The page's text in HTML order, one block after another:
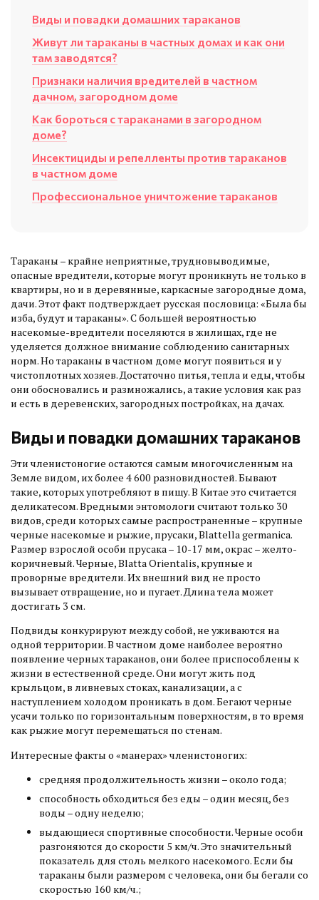
Виды и повадки домашних тараканов
Живут ли тараканы в частных домах и как они
там заводятся?
Признаки наличия вредителей в частном
дачном, загородном доме
Как бороться с тараканами в загородном
доме?
Инсектициды и репелленты против тараканов
в частном доме
Профессиональное уничтожение тараканов
Тараканы – крайне неприятные, трудновыводимые,
опасные вредители, которые могут проникнуть не только в
квартиры, но и в деревянные, каркасные загородные дома,
дачи. Этот факт подтверждает русская пословица: «Была бы
изба, будут и тараканы». С большей вероятностью
насекомые-вредители поселяются в жилищах, где не
уделяется должное внимание соблюдению санитарных
норм. Но тараканы в частном доме могут появиться и у
чистоплотных хозяев. Достаточно питья, тепла и еды, чтобы
они обосновались и размножались, а такие условия как раз
и есть в деревенских, загородных постройках, на дачах.
Виды и повадки домашних тараканов
Эти членистоногие остаются самым многочисленным на
Земле видом, их более 4 600 разновидностей. Бывают
такие, которых употребляют в пищу. В Китае это считается
деликатесом. Вредными энтомологи считают только 30
видов, среди которых самые распространенные – крупные
черные насекомые и рыжие, прусаки, Blattella germanica.
Размер взрослой особи прусака – 10-17 мм, окрас – желто-
коричневый. Черные, Blatta Orientalis, крупные и
проворные вредители. Их внешний вид не просто
вызывает отвращение, но и пугает. Длина тела может
достигать 3 см.
Подвиды конкурируют между собой, не уживаются на
одной территории. В частном доме наиболее вероятно
появление черных тараканов, они более приспособлены к
жизни в естественной среде. Они могут жить под
крыльцом, в ливневых стоках, канализации, а с
наступлением холодом проникать в дом. Бегают черные
усачи только по горизонтальным поверхностям, в то время
как рыжие могут перемещаться по стенам.
Интересные факты о «манерах» членистоногих:
средняя продолжительность жизни – около года;
способность обходиться без еды – один месяц, без
воды – одну неделю;
выдающиеся спортивные способности. Черные особи
разгоняются до скорости 5 км/ч. Это значительный
показатель для столь мелкого насекомого. Если бы
тараканы были размером с человека, они бы бегали со
скоростью 160 км/ч.;